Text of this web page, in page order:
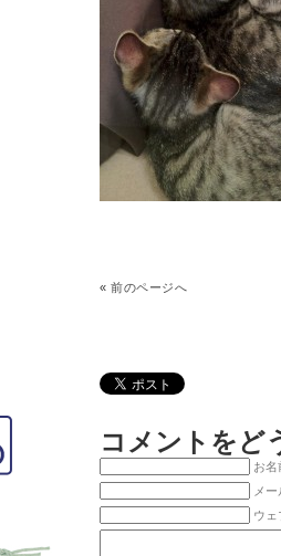
«前のページへ
コメントをど
お名
メ
ウェ